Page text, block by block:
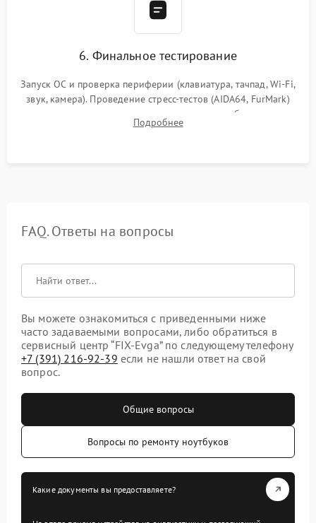
6. Финальное тестирование
Запуск ОС и проверка периферии (клавиатура, тачпад, Wi-Fi,
звук, камера). Проведение стресс-тестов (AIDA64, FurMark)
для контроля температурного режима и стабильности
системы под пиковой нагрузкой.
Подробнее
FAQ. Ответы на вопросы
Вы можете ознакомиться с приведенными ниже
часто задаваемыми вопросами, либо обратиться в
сервисный центр “FIX-Evga” по следующему телефону
+7 (391) 216-92-39 если не нашли ответ на свой
вопрос.
Общие вопросы
Вопросы по ремонту ноутбуков
Какие документы вы предоставляете?